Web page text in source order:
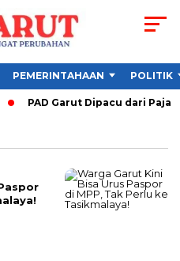
PEMERINTAHAAN POLITIK
PAD Garut Dipacu dari